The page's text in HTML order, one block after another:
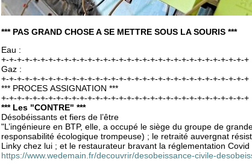
*** PAS GRAND CHOSE A SE METTRE SOUS LA SOURIS ***
Eau :
+-+-+-+-+-+-+-+-+-+-+-+-+-+-+-+-+-+-+-+-+-+-+-+-+-+-+-+-+-+-+-+
Gaz :
+-+-+-+-+-+-+-+-+-+-+-+-+-+-+-+-+-+-+-+-+-+-+-+-+-+-+-+-+-+-+-+
*** PROCES ASSIGNATION ***
+-+-+-+-+-+-+-+-+-+-+-+-+-+-+-+-+-+-+-+-+-+-+-+-+-+-+-+-+-+-+-+
*** Les "CONTRE" ***
Désobéissants et fiers de l’être
"L’ingénieure en BTP, elle, a occupé le siège du groupe de
responsabilité écologique trompeuse) ; le retraité auvergnat
Linky chez lui ; et le restaurateur bravant la réglementation
https://www.wedemain.fr/decouvrir/desobeissance-civile-